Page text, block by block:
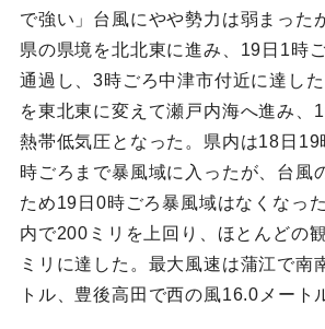
で強い」台風にやや勢力は弱まった
県の県境を北北東に進み、19日1時
通過し、3時ごろ中津市付近に達し
を東北東に変えて瀬戸内海へ進み、
熱帯低気圧となった。県内は18日
時ごろまで暴風域に入ったが、台風
ため19日0時ごろ暴風域はなくなっ
内で200ミリを上回り、ほとんどの
ミリに達した。最大風速は蒲江で南
トル、豊後高田で西の風16.0メート